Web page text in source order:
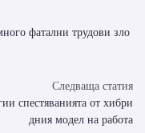
фатални трудови зло
Следваща статия
спестяванията от хибри
дния модел на работа